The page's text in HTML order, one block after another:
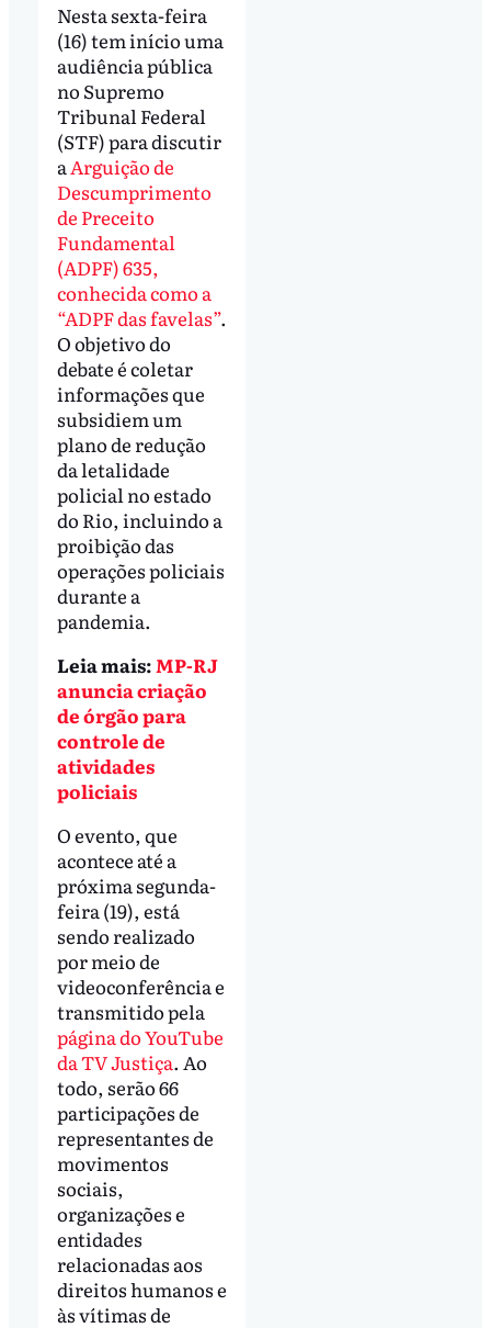
Nesta sexta-feira
(16) tem início uma
audiência pública
no Supremo
Tribunal Federal
(STF) para discutir
aArguição de
Descumprimento
de Preceito
Fundamental
(ADPF) 635,
conhecida como a
“ADPF das favelas”.
O objetivo do
debate é coletar
informações que
subsidiem um
plano de redução
da letalidade
policial no estado
do Rio, incluindo a
proibição das
operações policiais
durante a
pandemia.
Leia mais:MP-RJ
anuncia criação
de órgão para
controle de
atividades
policiais
O evento, que
acontece até a
próxima segunda-
feira (19), está
sendo realizado
por meio de
videoconferência e
transmitido pela
página do YouTube
da TV Justiça. Ao
todo, serão 66
participações de
representantes de
movimentos
sociais,
organizações e
entidades
relacionadas aos
direitos humanos e
às vítimas de